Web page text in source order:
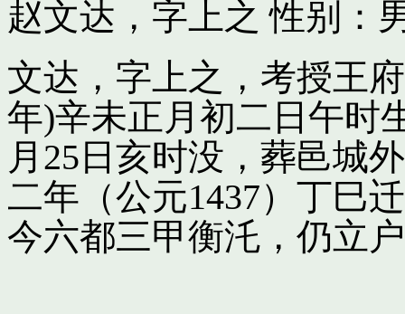
赵文达，字上之 性别：
文达，字上之，考授王
年)辛未正月初二日午时
月25日亥时没，葬邑城
二年（公元1437）丁巳
今六都三甲衡汑，仍立